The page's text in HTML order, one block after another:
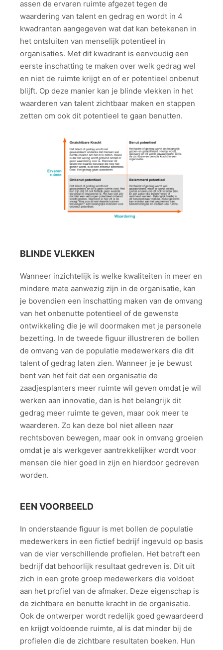
assen de ervaren ruimte afgezet tegen de
waardering van talent en gedrag en wordt in 4
kwadranten aangegeven wat dat kan betekenen in
het ontsluiten van menselijk potentieel in
organisaties. Met dit kwadrant is eenvoudig een
eerste inschatting te maken over welk gedrag wel
en niet de ruimte krijgt en of er potentieel onbenut
blijft. Op deze manier kan je blinde vlekken in het
waarderen van talent zichtbaar maken en stappen
zetten om ook dit potentieel te gaan benutten.
BLINDE VLEKKEN
Wanneer inzichtelijk is welke kwaliteiten in meer en
mindere mate aanwezig zijn in de organisatie, kan
je bovendien een inschatting maken van de omvang
van het onbenutte potentieel of de gewenste
ontwikkeling die je wil doormaken met je personele
bezetting. In de tweede figuur illustreren de bollen
de omvang van de populatie medewerkers die dit
talent of gedrag laten zien. Wanneer je je bewust
bent van het feit dat een organisatie de
zaadjesplanters meer ruimte wil geven omdat je wil
werken aan innovatie, dan is het belangrijk dit
gedrag meer ruimte te geven, maar ook meer te
waarderen. Zo kan deze bol niet alleen naar
rechtsboven bewegen, maar ook in omvang groeien
omdat je als werkgever aantrekkelijker wordt voor
mensen die hier goed in zijn en hierdoor gedreven
worden.
EEN VOORBEELD
In onderstaande figuur is met bollen de populatie
medewerkers in een fictief bedrijf ingevuld op basis
van de vier verschillende profielen. Het betreft een
bedrijf dat behoorlijk resultaat gedreven is. Dit uit
zich in een grote groep medewerkers die voldoet
aan het profiel van de afmaker. Deze eigenschap is
de zichtbare en benutte kracht in de organisatie.
Ook de ontwerper wordt redelijk goed gewaardeerd
en krijgt voldoende ruimte, al is dat minder bij de
profielen die de zichtbare resultaten boeken. Hun